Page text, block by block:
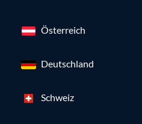
Österreich
Deutschland
Schweiz